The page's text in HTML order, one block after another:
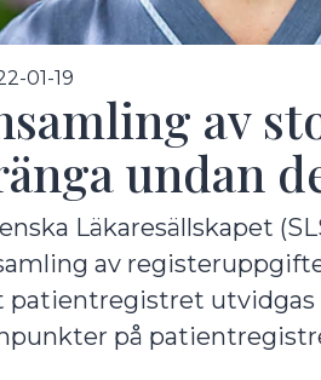
undermeny
01-19
av
undan
Läkaresällskapet
av
patientregistret utvidgas
på